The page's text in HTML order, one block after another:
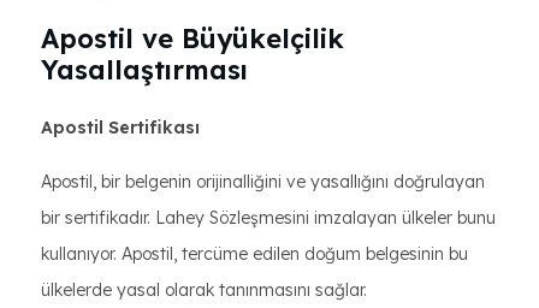
Apostil ve Büyükelçilik
Yasallaştırması
Apostil Sertifikası
Apostil, bir belgenin orijinalliğini ve yasallığını doğrulayan
bir sertifikadır. Lahey Sözleşmesini imzalayan ülkeler bunu
kullanıyor. Apostil, tercüme edilen doğum belgesinin bu
ülkelerde yasal olarak tanınmasını sağlar.